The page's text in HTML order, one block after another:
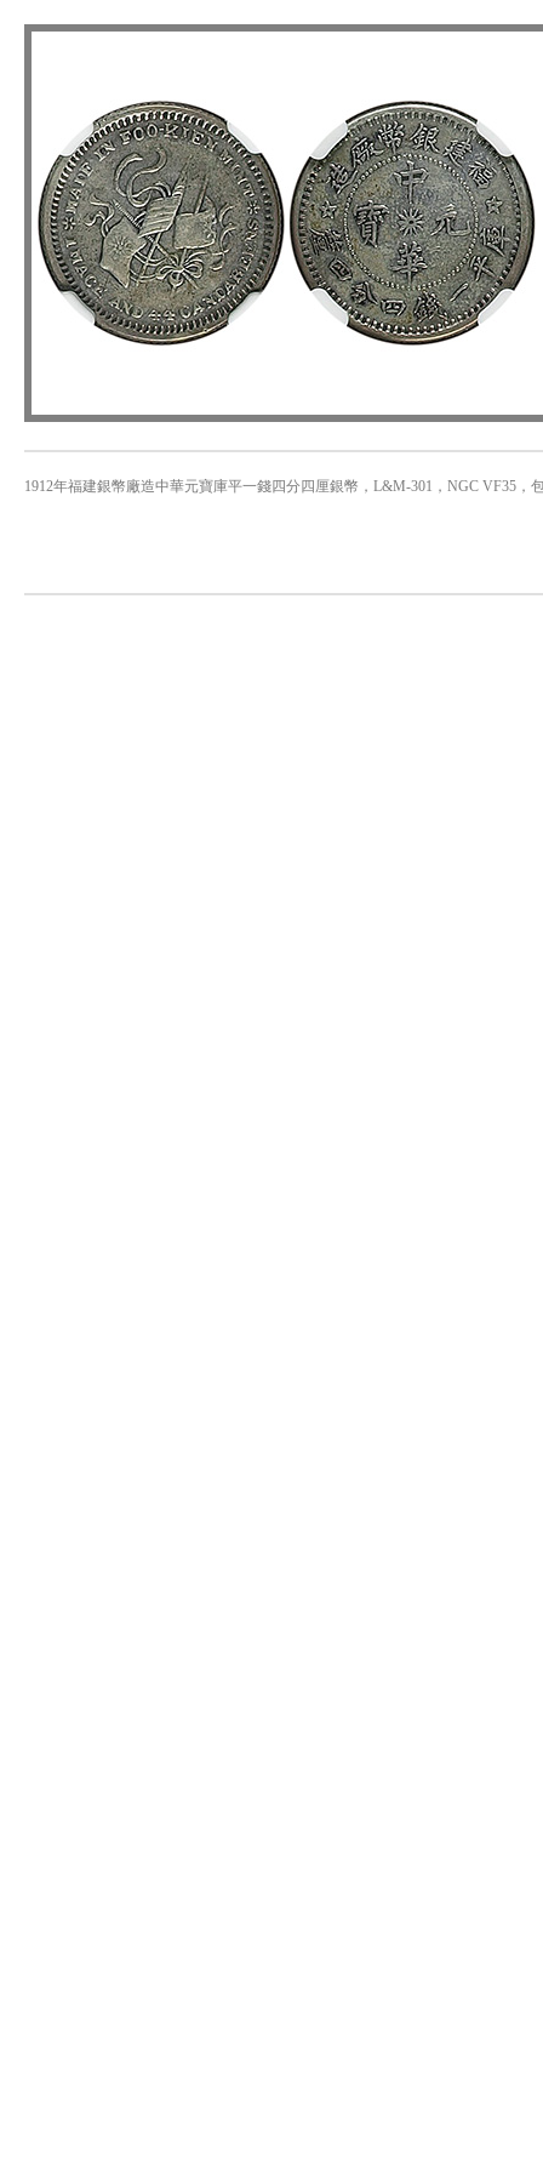
1912年福建銀幣廠造中華元寶庫平一錢四分四厘銀幣，L&M-301，NGC VF35，